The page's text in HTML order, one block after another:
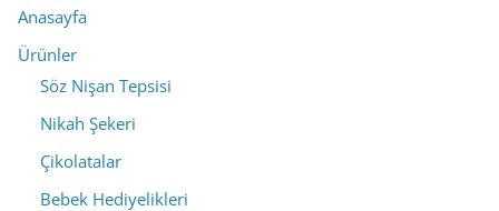
Anasayfa
Ürünler
Söz Nişan Tepsisi
Nikah Şekeri
Çikolatalar
Bebek Hediyelikleri